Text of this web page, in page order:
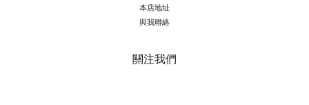
本店地址
與我聯絡
關注我們